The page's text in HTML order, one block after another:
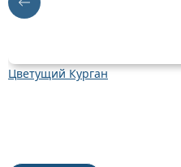
Цветущий Курган